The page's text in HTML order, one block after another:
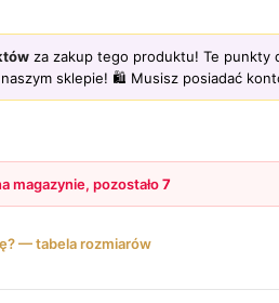
za zakup tego produktu! Te punkty
sklepie! 🛍️ Musisz posiadać
magazynie, pozostało7
— tabela rozmiarów